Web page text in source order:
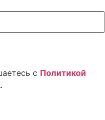
c Политикой
.